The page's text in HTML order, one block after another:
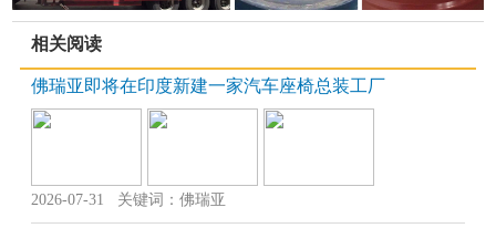
相关阅读
佛瑞亚即将在印度新建一家汽车座椅总装工厂
2026-07-31 关键词：佛瑞亚